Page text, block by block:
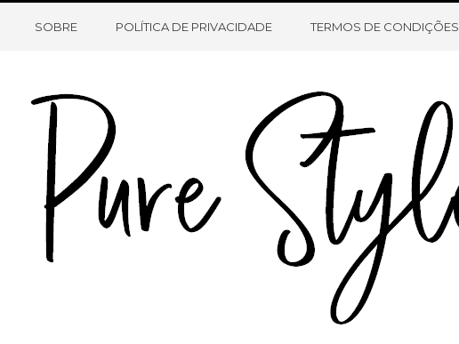
HOME SOBRE O BLOG CONTATO
SOBRE POLÍTICA DE PRIVACIDADE TERMOS DE CONDIÇÕES